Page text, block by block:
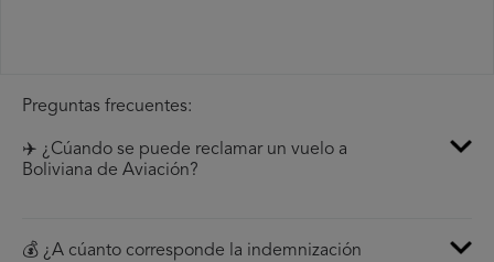
Preguntas frecuentes:
✈️ ¿Cúando se puede reclamar un vuelo a
Boliviana de Aviación?
💰 ¿A cúanto corresponde la indemnización